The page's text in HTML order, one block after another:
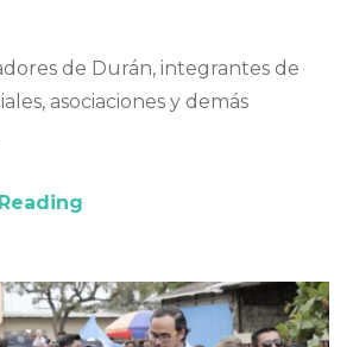
de Durán, integrantes de
asociaciones y demás